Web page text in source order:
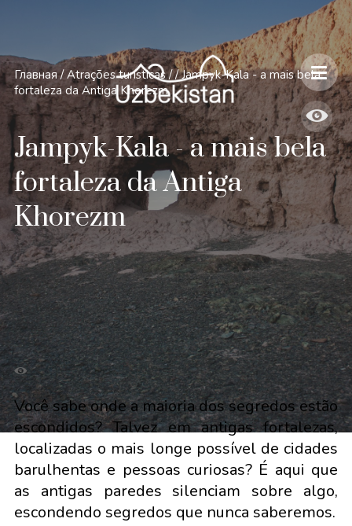
Главная / Atrações turísticas / / Jampyk-Kala - a mais bela
fortaleza da Antiga Khorezm
Jampyk-Kala - a mais bela
fortaleza da Antiga
Khorezm
Você sabe onde a maioria dos segredos estão
escondidos? Talvez em antigas fortalezas,
localizadas o mais longe possível de cidades
barulhentas e pessoas curiosas? É aqui que
as antigas paredes silenciam sobre algo,
escondendo segredos que nunca saberemos.